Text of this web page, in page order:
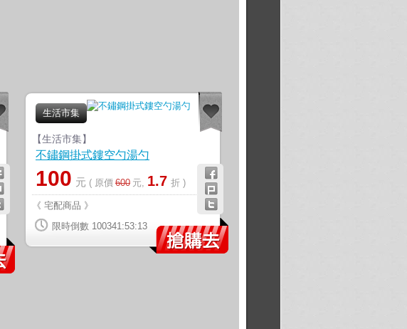
生活市集
【生活市集】
不鏽鋼掛式鏤空勺湯勺
100 元 ( 原價 600 元, 1.7 折 )
《 宅配商品 》
限時倒數 100341:53:12